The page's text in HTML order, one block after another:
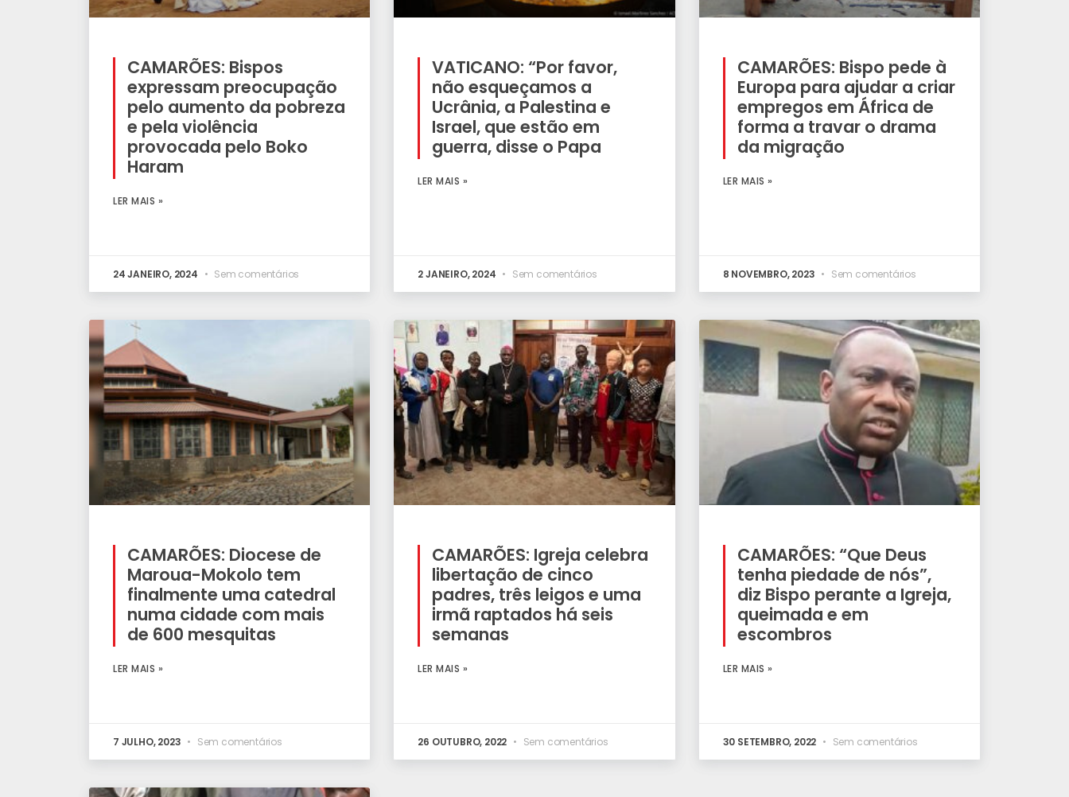
CAMARÕES: Bispos
expressam preocupação
pelo aumento da pobreza
e pela violência
provocada pelo Boko
Haram
LER MAIS »
24 JANEIRO, 2024 Sem comentários
VATICANO: “Por favor,
não esqueçamos a
Ucrânia, a Palestina e
Israel, que estão em
guerra, disse o Papa
LER MAIS »
2 JANEIRO, 2024 Sem comentários
CAMARÕES: Bispo pede à
Europa para ajudar a criar
empregos em África de
forma a travar o drama
da migração
LER MAIS »
8 NOVEMBRO, 2023 Sem comentários
CAMARÕES: Diocese de
Maroua-Mokolo tem
finalmente uma catedral
numa cidade com mais
de 600 mesquitas
LER MAIS »
7 JULHO, 2023 Sem comentários
CAMARÕES: Igreja celebra
libertação de cinco
padres, três leigos e uma
irmã raptados há seis
semanas
LER MAIS »
26 OUTUBRO, 2022 Sem comentários
CAMARÕES: “Que Deus
tenha piedade de nós”,
diz Bispo perante a Igreja,
queimada e em
escombros
LER MAIS »
30 SETEMBRO, 2022 Sem comentários